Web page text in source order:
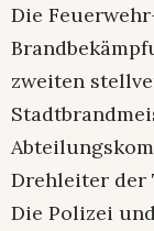
Die
zweiten
Drehleiter der
Die Polizei